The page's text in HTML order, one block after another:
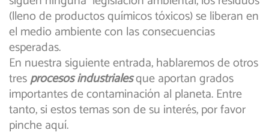
(lleno de productos químicos tóxicos) se liberan en
el medio ambiente con las consecuencias
esperadas.
En nuestra siguiente entrada, hablaremos de otros
tresprocesos industrialesque aportan grados
importantes de contaminación al planeta. Entre
tanto, si estos temas son de su interés, por favor
pinche aquí.